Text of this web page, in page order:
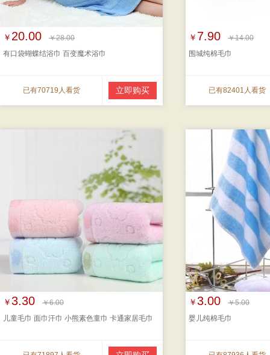
￥ 20.00
￥28.00
有口袋蝴蝶结浴巾 百变魔术浴巾
已有70719人看货 立即购买
￥ 7.90
￥14.00
围城纯棉毛巾
已有82401人看货
￥3.30
￥6.00
儿童毛巾 面巾汗巾 小熊素色童巾 卡通家居毛巾
￥3.00
￥5.00
婴儿纯棉毛巾